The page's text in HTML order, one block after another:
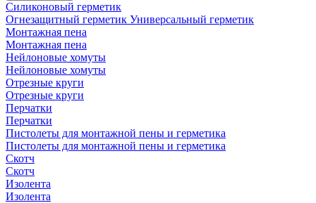
Силиконовый герметик
Огнезащитный герметик Универсальный герметик
Монтажная пена
Монтажная пена
Нейлоновые хомуты
Нейлоновые хомуты
Отрезные круги
Отрезные круги
Перчатки
Перчатки
Пистолеты для монтажной пены и герметика
Пистолеты для монтажной пены и герметика
Скотч
Скотч
Изолента
Изолента